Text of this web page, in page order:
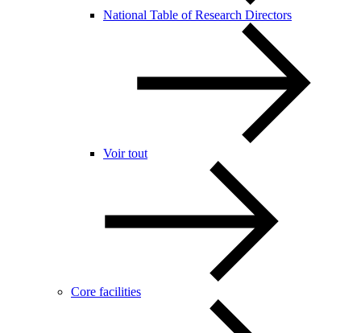
National Table of Research Directors
Voir tout
Core facilities